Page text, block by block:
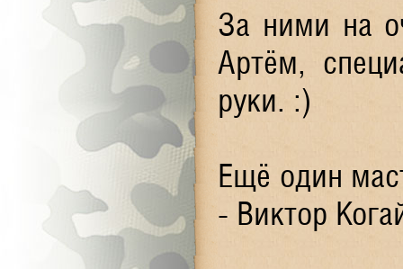
За ними на
Артём,
руки. :)
Ещё один
- Виктор